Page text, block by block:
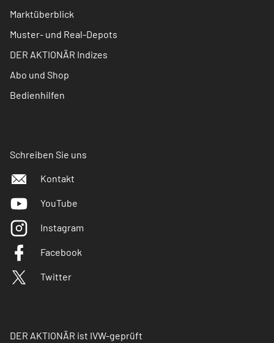
Marktüberblick
Muster- und Real-Depots
DER AKTIONÄR Indizes
Abo und Shop
Bedienhilfen
Schreiben Sie uns
Kontakt
YouTube
Instagram
Facebook
Twitter
DER AKTIONÄR ist IVW-geprüft